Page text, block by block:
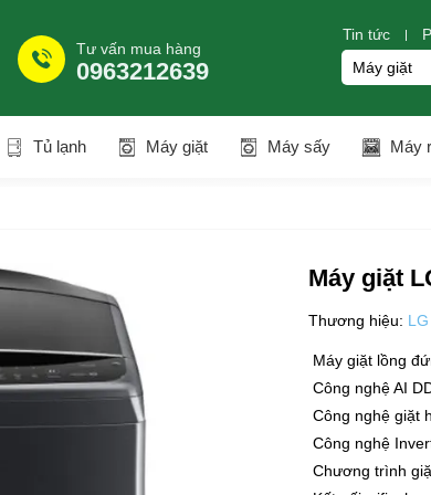
Tư vấn mua hàng
0963212639
Tin tức
Tủ lạnh Máy giặt Máy sấy Máy
Máy giặt
Thương hiệu: LG
Máy giặt lồng
Công nghệ AI
Công nghệ giặt
Công nghệ
Chương trình